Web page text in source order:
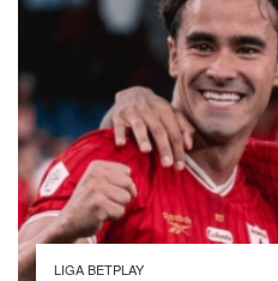
LIGA BETPLAY